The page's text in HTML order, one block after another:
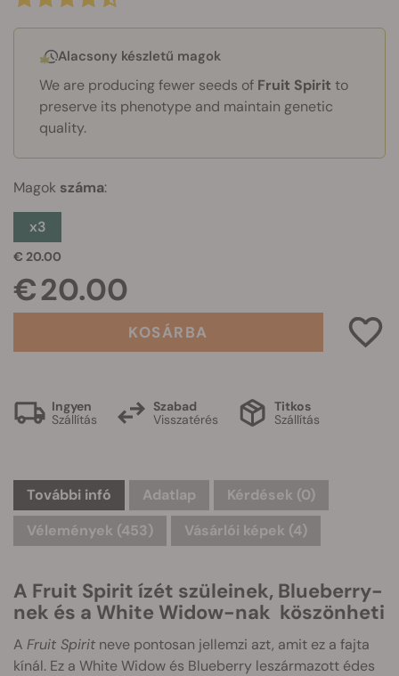
Alacsony készletű magok
We are producing fewer seeds of Fruit Spirit to
preserve its phenotype and maintain genetic
quality.
Magok száma:
x3
€ 20.00
€ 20.00
KOSÁRBA
Ingyen
Szállítás
Szabad
Visszatérés
Titkos
Szállítás
További infó Adatlap Kérdések (0)
Vélemények (453)
Vásárlói képek (4)
A Fruit Spirit ízét szüleinek, Blueberry-
nek és a White Widow-nak köszönheti
A Fruit Spirit neve pontosan jellemzi azt, amit ez a fajta
kínál. Ez a White Widow és Blueberry leszármazott édes